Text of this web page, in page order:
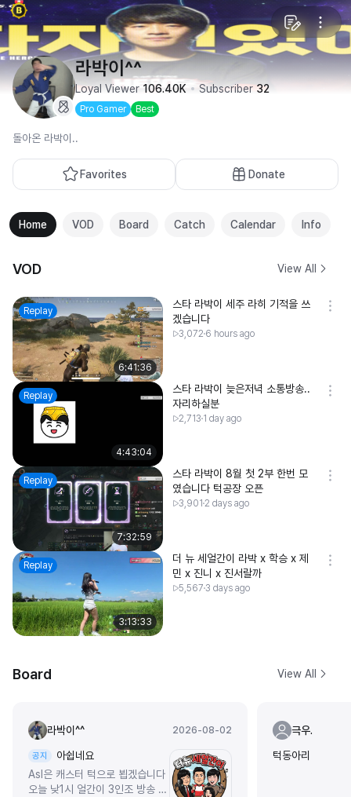
라박이^^
Loyal Viewer 106.40K Subscriber 32
Pro Gamer Best
돌아온 라박이..
Favorites Donate
Home VOD Board Catch Calendar Info
VOD View All
Replay
6:41:36
스타 라박이 세주 라히 기적을 쓰
겠습니다
3,072 6 hours ago
Replay
4:43:04
스타 라박이 늦은저녁 소통방송..
자리하실분
2,713 1 day ago
Replay
7:32:59
스타 라박이 8월 첫 2부 한번 모
였습니다 턱공장 오픈
3,901 2 days ago
Replay
3:13:33
더 뉴 세얼간이 라박 x 학승 x 제
민 x 진니 x 진서랄까
5,567 3 days ago
Board View All
라박이^^ 2026-08-02
공지
아쉽네요
Asl은 캐스터 턱으로 뵙겠습니다
오늘 낮1시 얼간이 3인조 방송 합
극우.
턱동아리